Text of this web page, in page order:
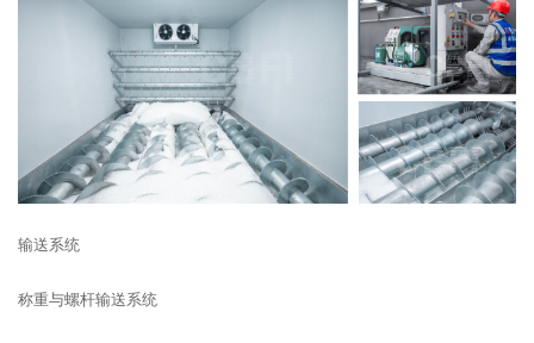
输送系统
称重与螺杆输送系统